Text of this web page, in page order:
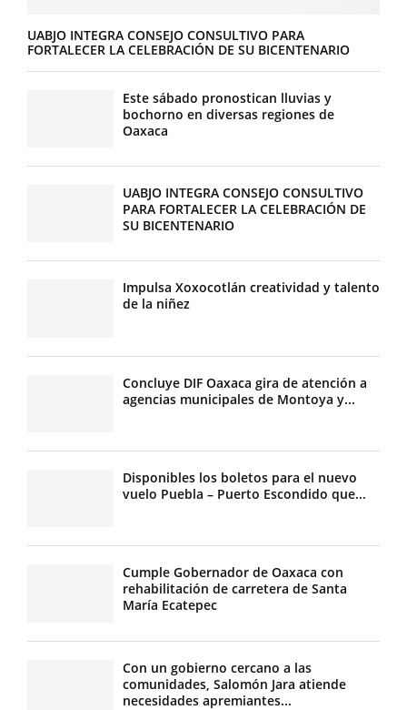
UABJO INTEGRA CONSEJO CONSULTIVO PARA
FORTALECER LA CELEBRACIÓN DE SU BICENTENARIO
Este sábado pronostican lluvias y
bochorno en diversas regiones de
Oaxaca
UABJO INTEGRA CONSEJO CONSULTIVO
PARA FORTALECER LA CELEBRACIÓN DE
SU BICENTENARIO
Impulsa Xoxocotlán creatividad y talento
de la niñez
Concluye DIF Oaxaca gira de atención a
agencias municipales de Montoya y...
Disponibles los boletos para el nuevo
vuelo Puebla – Puerto Escondido que...
Cumple Gobernador de Oaxaca con
rehabilitación de carretera de Santa
María Ecatepec
Con un gobierno cercano a las
comunidades, Salomón Jara atiende
necesidades apremiantes...